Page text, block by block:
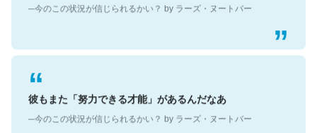
─今のこの状況が信じられるかい？ by ラーズ・ヌートバー
彼もまた「努力できる才能」があるんだなあ
─今のこの状況が信じられるかい？ by ラーズ・ヌートバー